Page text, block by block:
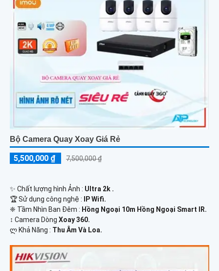
Bộ Camera Quay Xoay Giá Rẻ
5,500,000 ₫ 7,500,000 ₫
✨ Chất lượng hình Ảnh : Ultra 2k .
🏆 Sử dụng công nghệ :
IP Wifi.
❈ Tầm Nhìn Ban Đêm : Hồng Ngoại 10m Hồng Ngoại Smart IR.
↕️ Camera Dòng Xoay 360.
️ლ Khả Năng : Thu Âm Và Loa.